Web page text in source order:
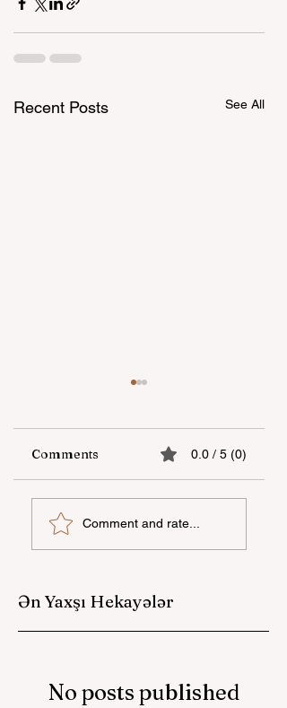
Recent Posts See All
“Milli Proqram”
çərçivəsində
Azərbaycan dilində
Comments 0.0 / 5 (0)
Comment and rate...
Ən Yaxşı Hekayələr
No posts published